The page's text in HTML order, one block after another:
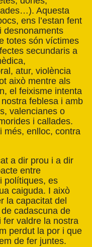
Aquesta
ens l’estan fent
desnonaments
totes són víctimes
secundaris a
atur, violència
això mentre als
el feixisme intenta
feblesa i amb
valencianes o
i callades.
més, enlloc, contra
a dir prou i a dir
entre
polítiques, es
caiguda. I això
la capacitat del
cadascuna de
fer valdre la nostra
perdut la por i que
de fer juntes.